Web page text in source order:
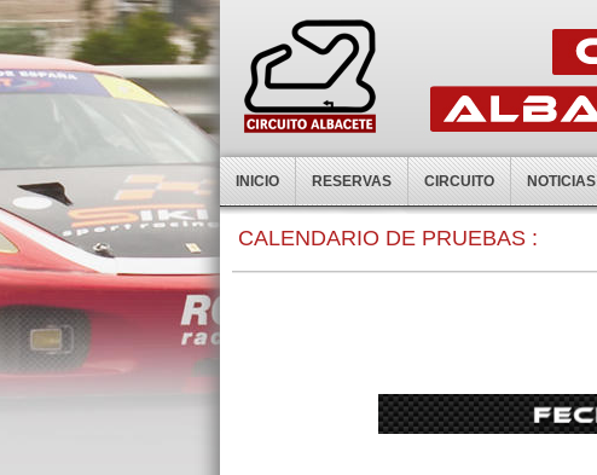
INICIO RESERVAS CIRCUITO NOTICIAS
CALENDARIO DE PRUEBAS :